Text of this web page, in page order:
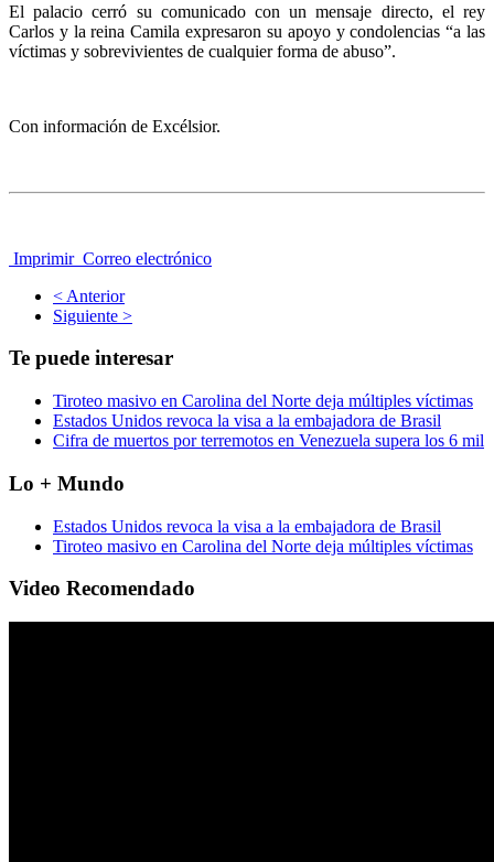
El palacio cerró su comunicado con un mensaje directo, el rey
Carlos y la reina Camila expresaron su apoyo y condolencias “a las
víctimas y sobrevivientes de cualquier forma de abuso”.
Con información de Excélsior.
Imprimir Correo electrónico
< Anterior
Siguiente >
Te puede interesar
Tiroteo masivo en Carolina del Norte deja múltiples víctimas
Estados Unidos revoca la visa a la embajadora de Brasil
Cifra de muertos por terremotos en Venezuela supera los 6 mil
Lo + Mundo
Estados Unidos revoca la visa a la embajadora de Brasil
Tiroteo masivo en Carolina del Norte deja múltiples víctimas
Video Recomendado